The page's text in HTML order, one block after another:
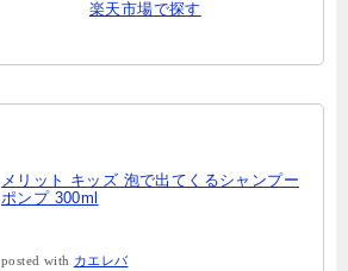
楽天市場で探す
メリット キッズ 泡で出てくるシャンプー
ポンプ 300ml
posted with カエレバ